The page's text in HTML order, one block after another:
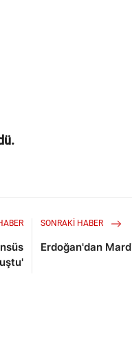
SONRAKI HABER
Erdoğan'dan